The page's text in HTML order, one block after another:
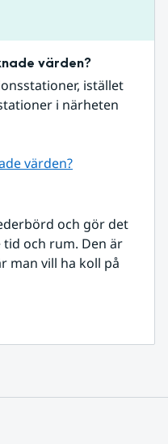
värden?
istället
i närheten
värden?
och gör det
och rum. Den är
man vill ha koll på